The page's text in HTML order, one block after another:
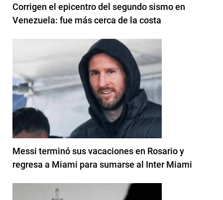
Corrigen el epicentro del segundo sismo en
Venezuela: fue más cerca de la costa
Messi terminó sus vacaciones en Rosario y
regresa a Miami para sumarse al Inter Miami